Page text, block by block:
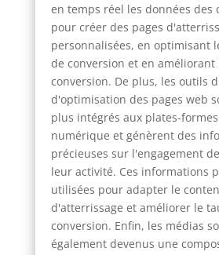
en temps réel les données des
pour créer des pages
personnalisées, en optimisant
de conversion et en améliorant
conversion. De plus, les outils
d'optimisation des pages web
plus intégrés aux plates-
numérique et génèrent des
précieuses sur l'engagement
leur activité. Ces informations
utilisées pour adapter le
d'atterrissage et améliorer le
conversion. Enfin, les médias
également devenus une